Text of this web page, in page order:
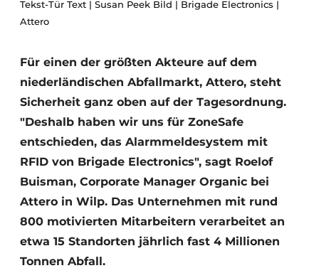
Tekst-Tür Text | Susan Peek Bild | Brigade Electronics |
Attero
Für einen der größten Akteure auf dem
niederländischen Abfallmarkt, Attero, steht
Sicherheit ganz oben auf der Tagesordnung.
"Deshalb haben wir uns für ZoneSafe
entschieden, das Alarmmeldesystem mit
RFID von Brigade Electronics", sagt Roelof
Buisman, Corporate Manager Organic bei
Attero in Wilp. Das Unternehmen mit rund
800 motivierten Mitarbeitern verarbeitet an
etwa 15 Standorten jährlich fast 4 Millionen
Tonnen Abfall.